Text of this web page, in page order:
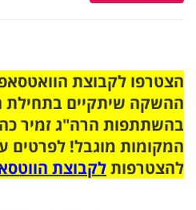
ההשקה שיתקיים בתחילת
בהשתתפות הרה"ג זמיר
המקומות מוגבל! לפרטים
להצטרפותלקבוצת